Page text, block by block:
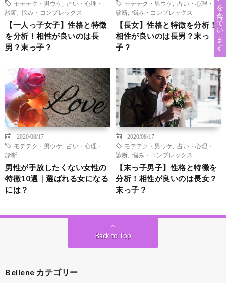
モテテク・男ウケ
占い・心理・
診断
悩み・コンプレックス
【一人っ子女子】性格と特徴
を分析！相性が良いのは長
男？末っ子？
モテテク・男ウケ
占い・心理・
診断
悩み・コンプレックス
【長女】性格と特徴を分析！
相性が良いのは長男？末っ
子？
2020/08/17
モテテク・男ウケ
占い・心理・
診断
男性が手放したくない女性の
特徴10選｜選ばれる女になる
には？
2020/08/17
モテテク・男ウケ
占い・心理・
診断
悩み・コンプレックス
【末っ子男子】性格と特徴を
分析！相性が良いのは長女？
末っ子？
Back to Top
Beliene カテゴリー